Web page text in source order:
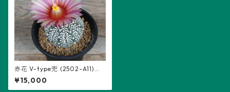
赤花 V-type兜 (2502-A11)：
アストロフィツム属 ※実生
¥15,000